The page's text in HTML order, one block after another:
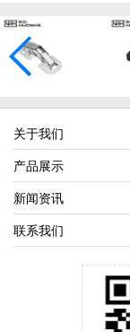
关于我们
产品展示
新闻资讯
联系我们